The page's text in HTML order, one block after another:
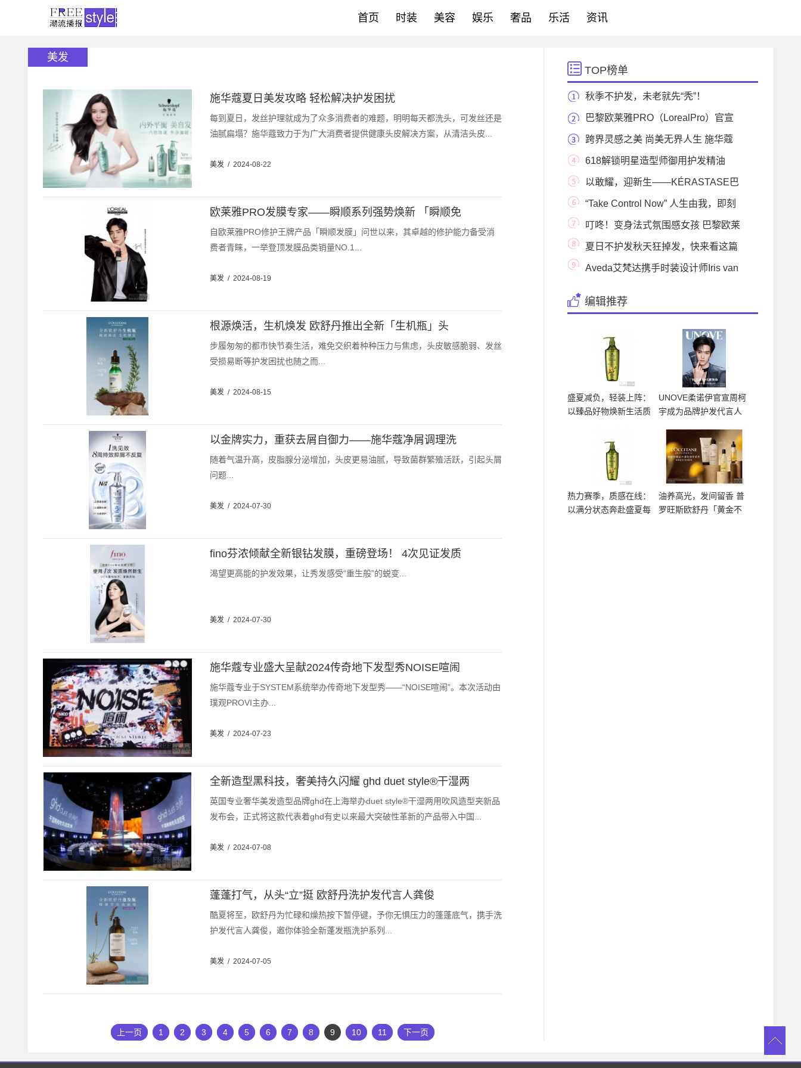
首页 时装 美容 娱乐 奢品 乐活 资讯
美发
施华蔻夏日美发攻略 轻松解决护发困扰
每到夏日，发丝护理就成为了众多消费者的难题，明明每天都洗头，可发丝还是
油腻扁塌？施华蔻致力于为广大消费者提供健康头皮解决方案，从清洁头皮...
美发 / 2024-08-22
欧莱雅PRO发膜专家——瞬顺系列强势焕新 「瞬顺免
自欧莱雅PRO修护王牌产品「瞬顺发膜」问世以来，其卓越的修护能力备受消
费者青睐，一举登顶发膜品类销量NO.1...
美发 / 2024-08-19
根源焕活，生机焕发 欧舒丹推出全新「生机瓶」头
步履匆匆的都市快节奏生活，难免交织着种种压力与焦虑，头皮敏感脆弱、发丝
受损易断等护发困扰也随之而...
美发 / 2024-08-15
以金牌实力，重获去屑自御力——施华蔻净屑调理洗
随着气温升高，皮脂腺分泌增加，头皮更易油腻，导致菌群繁殖活跃，引起头屑
问题...
美发 / 2024-07-30
fino芬浓倾献全新银钻发膜，重磅登场！ 4次见证发质
渴望更高能的护发效果，让秀发感受“重生般”的蜕变...
美发 / 2024-07-30
施华蔻专业盛大呈献2024传奇地下发型秀NOISE喧闹
施华蔻专业于SYSTEM系统举办传奇地下发型秀——“NOISE喧闹”。本次活动由
璞观PROVI主办...
美发 / 2024-07-23
全新造型黑科技，奢美持久闪耀 ghd duet style®干湿两
英国专业奢华美发造型品牌ghd在上海举办duet style®干湿两用吹风造型夹新品
发布会，正式将这款代表着ghd有史以来最大突破性革新的产品带入中国...
美发 / 2024-07-08
蓬蓬打气，从头“立”挺 欧舒丹洗护发代言人龚俊
酷夏将至，欧舒丹为忙碌和燥热按下暂停键，予你无惧压力的蓬蓬底气，携手洗
护发代言人龚俊，邀你体验全新蓬发瓶洗护系列...
美发 / 2024-07-05
上一页 1 2 3 4 5 6 7 8 9 10 11 下一页
TOP榜单
秋季不护发，未老就先“秃”！
巴黎欧莱雅PRO（LorealPro）官宣
品牌先锋形象大使
跨界灵感之美 尚美无界人生 施华蔻
奇妙实验室盛
618解锁明星造型师御用护发精油
「摩洛哥油MORO
以敢耀，迎新生——KÉRASTASE巴
黎卡诗携手全新大
“Take Control Now” 人生由我，即刻
掌控 - ghd推出粉
叮咚！变身法式氛围感女孩 巴黎欧莱
雅PRO焕新圣
夏日不护发秋天狂掉发，快来看这篇
护发大法！
Aveda艾梵达携手时装设计师Iris van
编辑推荐
盛夏减负，轻装上阵：
以臻品好物焕新生活质
UNOVE柔诺伊官宣周柯
宇成为品牌护发代言人
热力赛季，质感在线：
以满分状态奔赴盛夏每
油养高光，发间留香 普
罗旺斯欧舒丹「黄金不